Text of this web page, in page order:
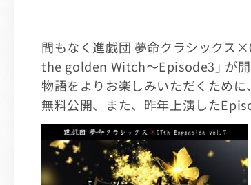
間もなく進戯団 夢命クラシック
the golden Witch～Episode3｣ が開
物語をよりお楽しみいただくため
無料公開、また、昨年上演した